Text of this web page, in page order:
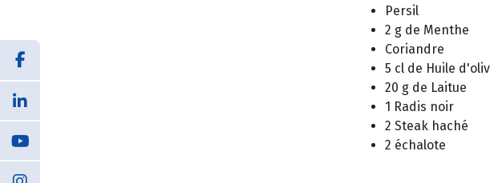
Persil
2 g de Menthe
Coriandre
5 cl de Huile
20 g de Laitue
1 Radis noir
2 Steak haché
2 échalote